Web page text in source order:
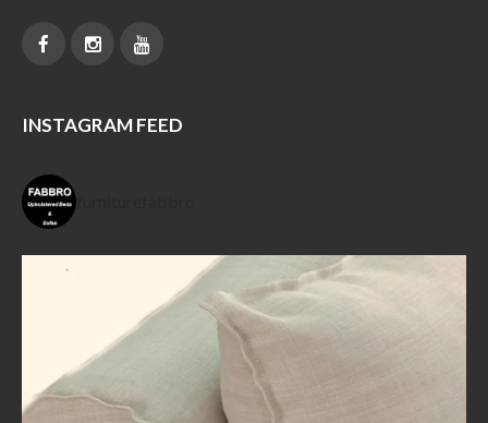
INSTAGRAM FEED